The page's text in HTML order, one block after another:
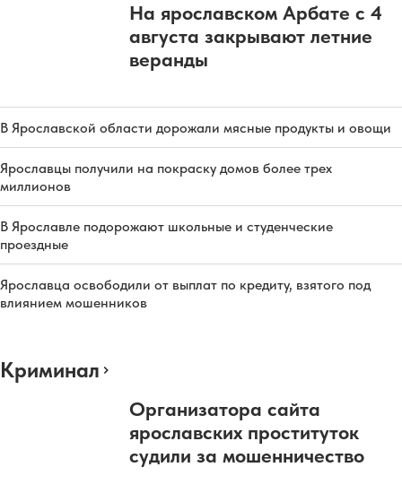
На ярославском Арбате с 4
августа закрывают летние
веранды
В Ярославской области дорожали мясные продукты и овощи
Ярославцы получили на покраску домов более трех
миллионов
В Ярославле подорожают школьные и студенческие
проездные
Ярославца освободили от выплат по кредиту, взятого под
влиянием мошенников
Криминал
Организатора сайта
ярославских проституток
судили за мошенничество